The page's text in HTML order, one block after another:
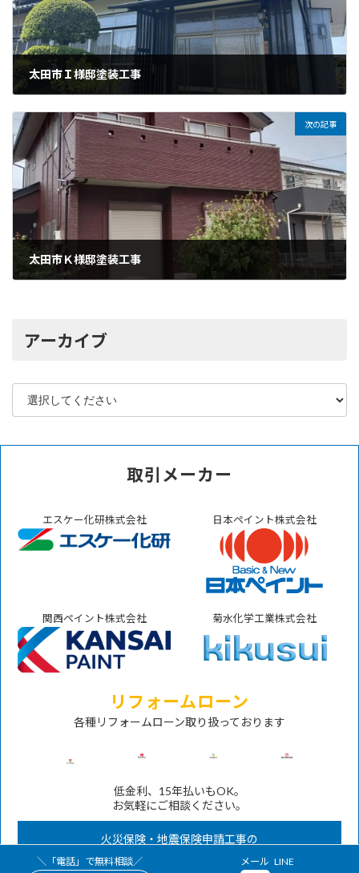
太田市Ｉ様邸塗装工事
次の記事
太田市Ｋ様邸塗装工事
アーカイブ
取引メーカー
エスケー化研株式会社 日本ペイント株式会社
関西ペイント株式会社 菊水化学工業株式会社
リフォームローン
各種リフォームローン取り扱っております
低金利、15年払いもOK。
お気軽にご相談ください。
火災保険・地震保険申請工事の
対応も承ります。
＼「電話」で無料相談／ メール
グ
LINE
グ